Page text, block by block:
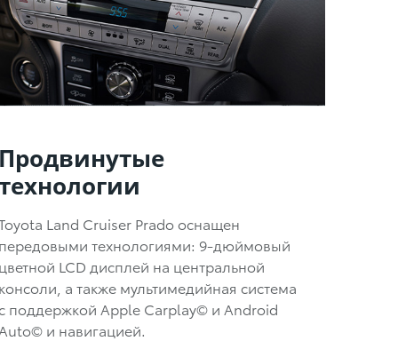
Land Cruiser Prado оснащен
технологиями: 9-дюймовый
LCD дисплей на центральной
а также мультимедийная система
поддержкой Apple Carplay© и Android
и навигацией.